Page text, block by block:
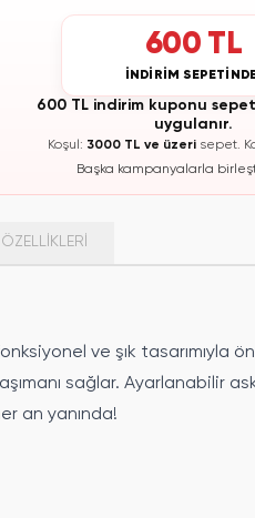
600 TL
İNDİRİM
600 TL indirim kuponu
uygulanır.
Koşul: 3000 TL ve üzeri sepet.
Başka kampanyalarla
ve şık tasarımıyla
sağlar. Ayarlanabilir
an yanında!